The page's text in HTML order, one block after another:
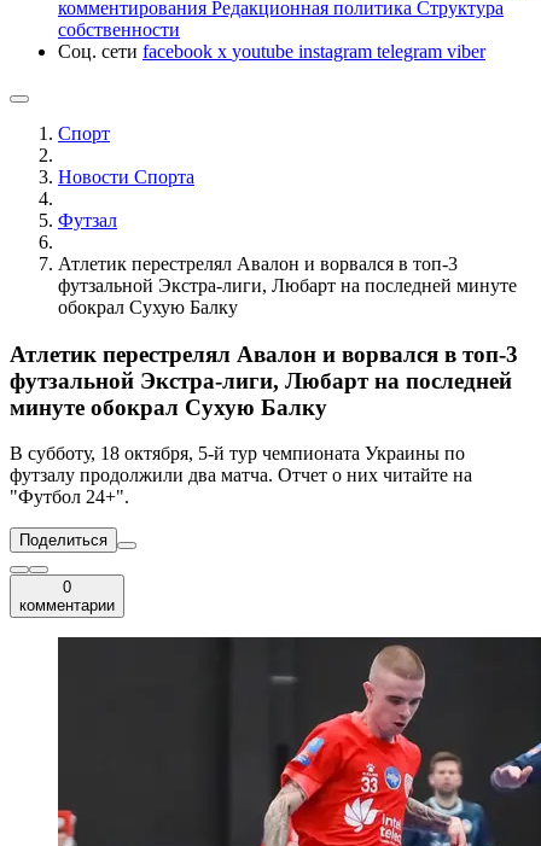
комментирования Редакционная политика Структура
собственности
Соц. сети facebook x youtube instagram telegram viber
Спорт
Новости Cпорта
Футзал
Атлетик перестрелял Авалон и ворвался в топ-3
футзальной Экстра-лиги, Любарт на последней минуте
обокрал Сухую Балку
Атлетик перестрелял Авалон и ворвался в топ-3
футзальной Экстра-лиги, Любарт на последней
минуте обокрал Сухую Балку
В субботу, 18 октября, 5-й тур чемпионата Украины по
футзалу продолжили два матча. Отчет о них читайте на
"Футбол 24+".
Поделиться
0
комментарии